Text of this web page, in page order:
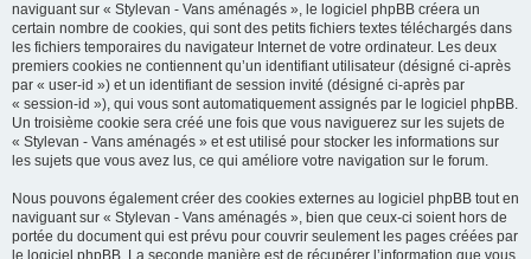
naviguant sur « Stylevan - Vans aménagés », le logiciel phpBB créera un
certain nombre de cookies, qui sont des petits fichiers textes téléchargés dans
les fichiers temporaires du navigateur Internet de votre ordinateur. Les deux
premiers cookies ne contiennent qu’un identifiant utilisateur (désigné ci-après
par « user-id ») et un identifiant de session invité (désigné ci-après par
« session-id »), qui vous sont automatiquement assignés par le logiciel phpBB.
Un troisième cookie sera créé une fois que vous naviguerez sur les sujets de
« Stylevan - Vans aménagés » et est utilisé pour stocker les informations sur
les sujets que vous avez lus, ce qui améliore votre navigation sur le forum.
Nous pouvons également créer des cookies externes au logiciel phpBB tout en
naviguant sur « Stylevan - Vans aménagés », bien que ceux-ci soient hors de
portée du document qui est prévu pour couvrir seulement les pages créées par
le logiciel phpBB. La seconde manière est de récupérer l’information que vous